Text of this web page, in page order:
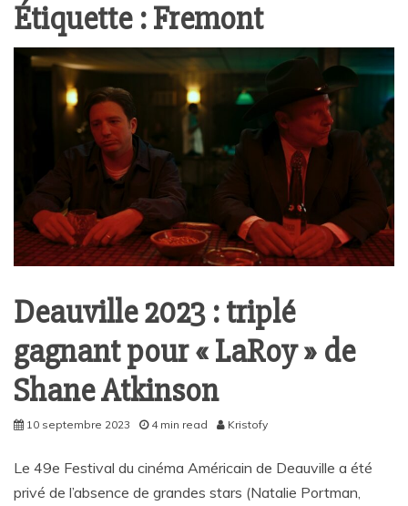
Étiquette :Fremont
Deauville 2023 : triplé
gagnant pour « LaRoy » de
Shane Atkinson
10 septembre 2023 4 min read Kristofy
Le 49e Festival du cinéma Américain de Deauville a été
privé de l’absence de grandes stars (Natalie Portman,